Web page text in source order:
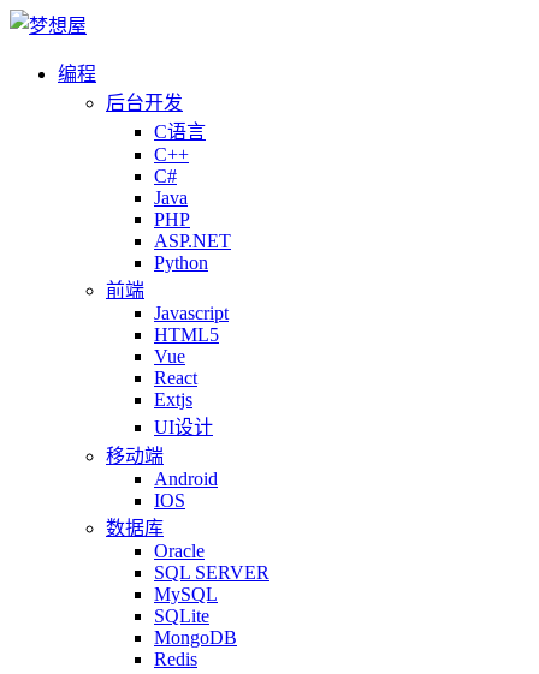
编程
后台开发
C语言
C++
C#
Java
PHP
ASP.NET
Python
前端
Javascript
HTML5
Vue
React
Extjs
UI设计
移动端
Android
IOS
数据库
Oracle
SQL SERVER
MySQL
SQLite
MongoDB
Redis